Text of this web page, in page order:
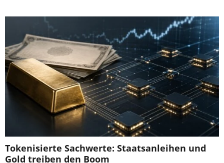
Tokenisierte Sachwerte: Staatsanleihen und
Gold treiben den Boom